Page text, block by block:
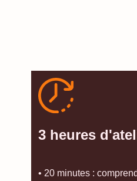
3 heures
• 20 minutes :